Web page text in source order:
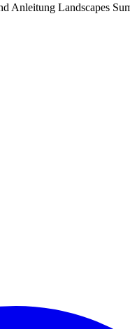
Anleitung Landscapes